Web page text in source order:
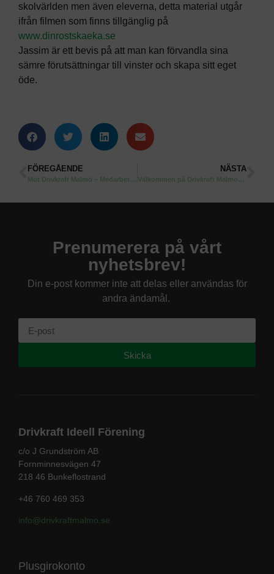
skolvärlden men även eleverna, detta material utgår
ifrån filmen som finns tillgänglig på
www.dinrostskaeka.se
Jassim är ett bevis på att man kan förvandla sina
sämre förutsättningar till vinster och skapa sitt eget
öde.
FÖREGÅENDE
Möt Drivkraft Malmö – Medarbetare
NÄSTA
Välkommen på Drivkraft Malmös årsmöte 2015!
Prenumerera på vårt
nyhetsbrev!
Din e-post kommer inte att delas eller användas för
andra ändamål.
Skicka
Drivkraft Ideell Förening
c/o J Grundström AB
Fornminnesvägen 47
218 46 Bunkeflostrand
+46 760 469 353
info@drivkraftmalmo .se
Plusgirokonto